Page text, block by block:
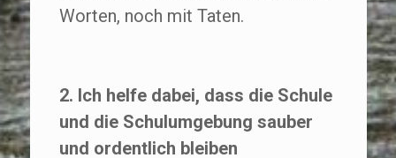
Worten, noch mit Taten.
2. Ich helfe dabei, dass die Schule
und die Schulumgebung sauber
und ordentlich bleiben